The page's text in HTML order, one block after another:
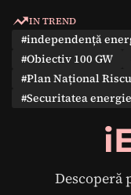
IN TREND
#independență
#Obiectiv 100 GW
#Plan Național
#Securitatea